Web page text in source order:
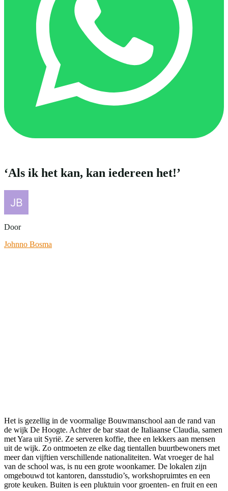
‘Als ik het kan, kan iedereen het!’
Door
Johnno Bosma
Het is gezellig in de voormalige Bouwmanschool aan de rand van
de wijk De Hoogte. Achter de bar staat de Italiaanse Claudia, samen
met Yara uit Syrië. Ze serveren koffie, thee en lekkers aan mensen
uit de wijk. Zo ontmoeten ze elke dag tientallen buurtbewoners met
meer dan vijftien verschillende nationaliteiten. Wat vroeger de hal
van de school was, is nu een grote woonkamer. De lokalen zijn
omgebouwd tot kantoren, dansstudio’s, workshopruimtes en een
grote keuken. Buiten is een pluktuin voor groenten- en fruit en een